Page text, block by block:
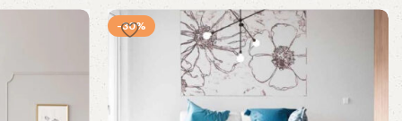
price
was:
10,966 ден.
price
is:
7,676 ден.
Избери опции
-30%